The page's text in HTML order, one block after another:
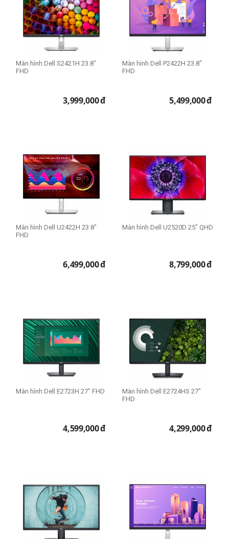
Màn hình Dell S2421H 23.8"
FHD
3,999,000đ
Màn hình Dell P2422H 23.8"
FHD
5,499,000đ
Màn hình Dell U2422H 23.8"
FHD
6,499,000đ
Màn hình Dell U2520D 25" QHD
8,799,000đ
Màn hình Dell E2723H 27" FHD
4,599,000đ
Màn hình Dell E2724HS 27"
FHD
4,299,000đ